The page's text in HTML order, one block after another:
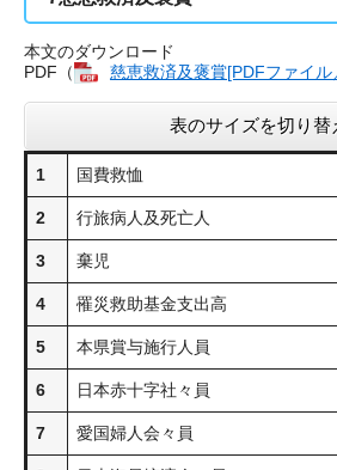
本文のダウンロード
PDF（
慈恵救済及褒賞[PDFファイル
表のサイズを切り替
1 国費救恤
2 行旅病人及死亡人
3 棄児
4 罹災救助基金支出高
5 本県賞与施行人員
6 日本赤十字社々員
7 愛国婦人会々員